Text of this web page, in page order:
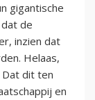
gigantische
de
inzien dat
Helaas,
Dat dit ten
en